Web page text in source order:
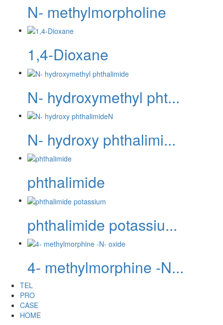
N- methylmorpholine
1,4-Dioxane
N- hydroxymethyl pht...
N- hydroxy phthalimi...
phthalimide
phthalimide potassiu...
4- methylmorphine -N...
TEL
PRO
CASE
HOME